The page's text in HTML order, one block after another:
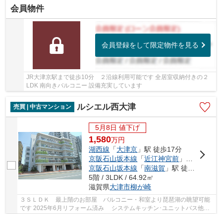
会員物件
会員登録をして限定物件を見る
JR大津京駅まで徒歩10分 ２沿線利用可能です 全居室収納付きの２
LDK 南向きバルコニー 設備充実しています
売買 | 中古マンション ルシエル西大津
5月8日 値下げ
1,580万円
湖西線 「大津京 」駅 徒歩17分
京阪石山坂本線 「近江神宮前 」駅 徒歩17分
京阪石山坂本線 「南滋賀 」駅 徒歩17分
5階 / 3LDK / 64.92㎡
滋賀県大津市柳が崎
３ＳＬＤＫ 最上階のお部屋 バルコニー・和室より琵琶湖の眺望可能
です 2025年6月リフォーム済み システムキッチン･ユニットバス他設